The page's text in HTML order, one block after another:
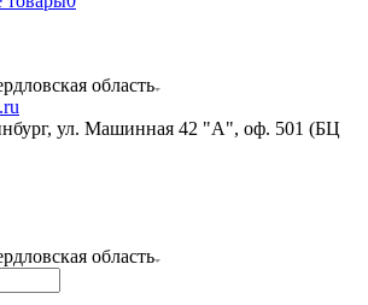
область
ул. Машинная 42 "А", оф. 501 (БЦ
область